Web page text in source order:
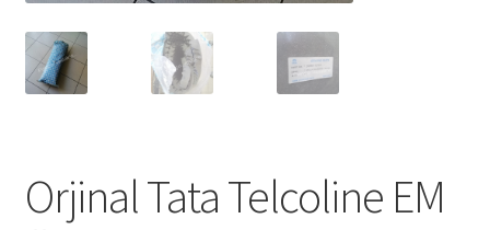
Orjinal Tata Telcoline EM